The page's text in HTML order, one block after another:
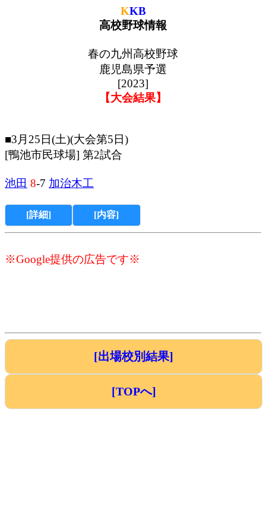
KKB
高校野球情報
春の九州高校野球
鹿児島県予選
[2023]
【大会結果】
■3月25日(土)(大会第5日)
[鴨池市民球場] 第2試合
池田 8-7 加治木工
[詳細] [内容]
※Google提供の広告です※
[出場校別結果]
[TOPへ]